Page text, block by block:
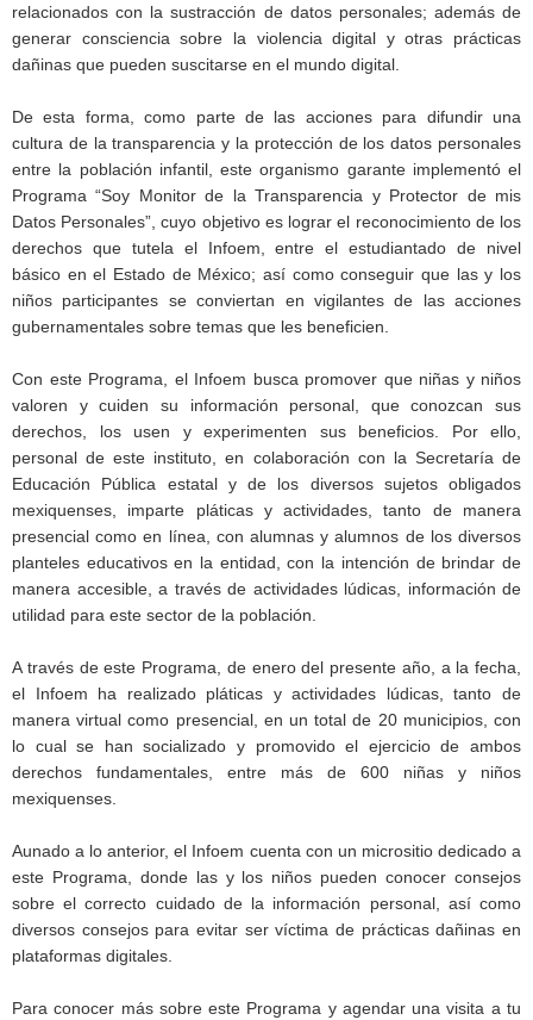
relacionados con la sustracción de datos personales; además de
generar consciencia sobre la violencia digital y otras prácticas
dañinas que pueden suscitarse en el mundo digital.
De esta forma, como parte de las acciones para difundir una
cultura de la transparencia y la protección de los datos personales
entre la población infantil, este organismo garante implementó el
Programa “Soy Monitor de la Transparencia y Protector de mis
Datos Personales”, cuyo objetivo es lograr el reconocimiento de los
derechos que tutela el Infoem, entre el estudiantado de nivel
básico en el Estado de México; así como conseguir que las y los
niños participantes se conviertan en vigilantes de las acciones
gubernamentales sobre temas que les beneficien.
Con este Programa, el Infoem busca promover que niñas y niños
valoren y cuiden su información personal, que conozcan sus
derechos, los usen y experimenten sus beneficios. Por ello,
personal de este instituto, en colaboración con la Secretaría de
Educación Pública estatal y de los diversos sujetos obligados
mexiquenses, imparte pláticas y actividades, tanto de manera
presencial como en línea, con alumnas y alumnos de los diversos
planteles educativos en la entidad, con la intención de brindar de
manera accesible, a través de actividades lúdicas, información de
utilidad para este sector de la población.
A través de este Programa, de enero del presente año, a la fecha,
el Infoem ha realizado pláticas y actividades lúdicas, tanto de
manera virtual como presencial, en un total de 20 municipios, con
lo cual se han socializado y promovido el ejercicio de ambos
derechos fundamentales, entre más de 600 niñas y niños
mexiquenses.
Aunado a lo anterior, el Infoem cuenta con un micrositio dedicado a
este Programa, donde las y los niños pueden conocer consejos
sobre el correcto cuidado de la información personal, así como
diversos consejos para evitar ser víctima de prácticas dañinas en
plataformas digitales.
Para conocer más sobre este Programa y agendar una visita a tu